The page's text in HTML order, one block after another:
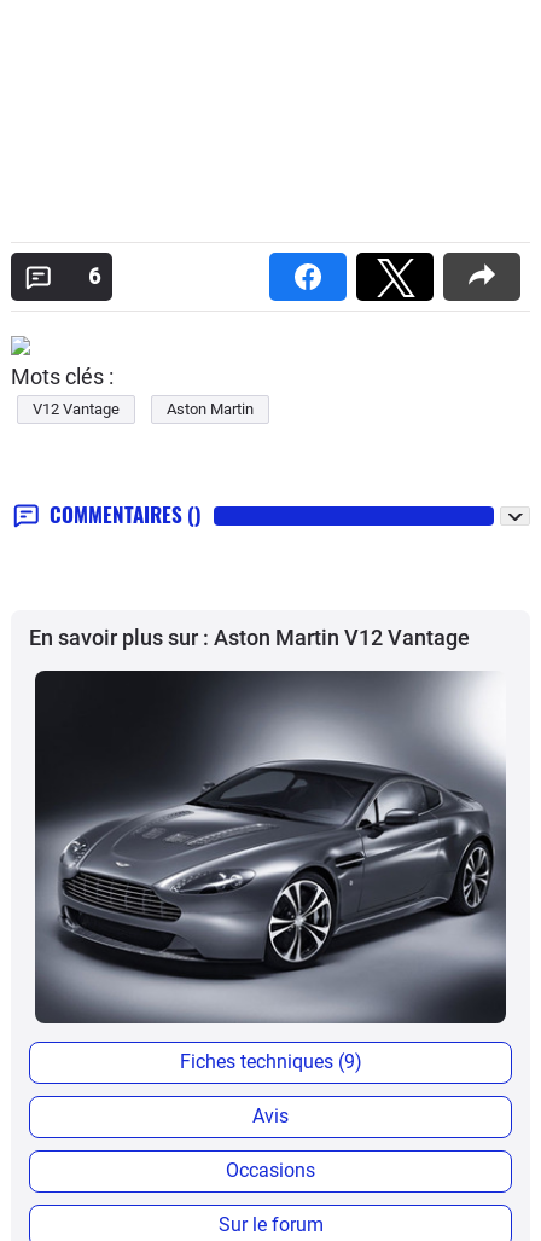
6
Mots clés :
V12 Vantage Aston Martin
COMMENTAIRES ()
En savoir plus sur : Aston Martin V12 Vantage
Fiches techniques (9)
Avis
Occasions
Sur le forum